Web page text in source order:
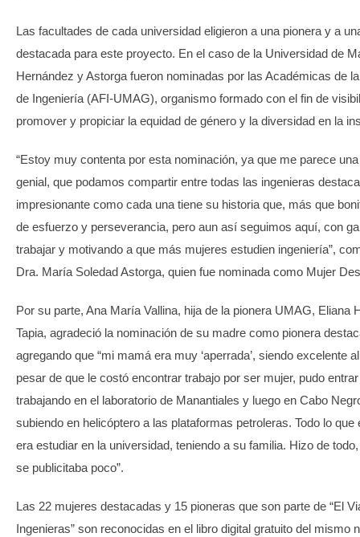
Las facultades de cada universidad eligieron a una pionera y a
destacada para este proyecto. En el caso de la Universidad de
Hernández y Astorga fueron nominadas por las Académicas de
de Ingeniería (AFI-UMAG), organismo formado con el fin de
promover y propiciar la equidad de género y la diversidad en la
“Estoy muy contenta por esta nominación, ya que me parece
genial, que podamos compartir entre todas las ingenieras
impresionante como cada una tiene su historia que, más que
de esfuerzo y perseverancia, pero aun así seguimos aquí, con
trabajar y motivando a que más mujeres estudien ingeniería”,
Dra. María Soledad Astorga, quien fue nominada como Mujer
Por su parte, Ana María Vallina, hija de la pionera UMAG, Eliana
Tapia, agradeció la nominación de su madre como pionera
agregando que “mi mamá era muy ‘aperrada’, siendo excelente
pesar de que le costó encontrar trabajo por ser mujer, pudo
trabajando en el laboratorio de Manantiales y luego en Cabo
subiendo en helicóptero a las plataformas petroleras. Todo lo que
era estudiar en la universidad, teniendo a su familia. Hizo de
se publicitaba poco”.
Las 22 mujeres destacadas y 15 pioneras que son parte de “El
Ingenieras” son reconocidas en el libro digital gratuito del mismo